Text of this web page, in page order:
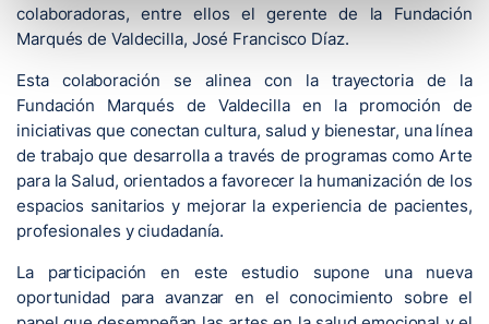
colaboradoras, entre ellos el gerente de la Fundación
Marqués de Valdecilla, José Francisco Díaz.
Esta colaboración se alinea con la trayectoria de la
Fundación Marqués de Valdecilla en la promoción de
iniciativas que conectan cultura, salud y bienestar, una línea
de trabajo que desarrolla a través de programas como Arte
para la Salud, orientados a favorecer la humanización de los
espacios sanitarios y mejorar la experiencia de pacientes,
profesionales y ciudadanía.
La participación en este estudio supone una nueva
oportunidad para avanzar en el conocimiento sobre el